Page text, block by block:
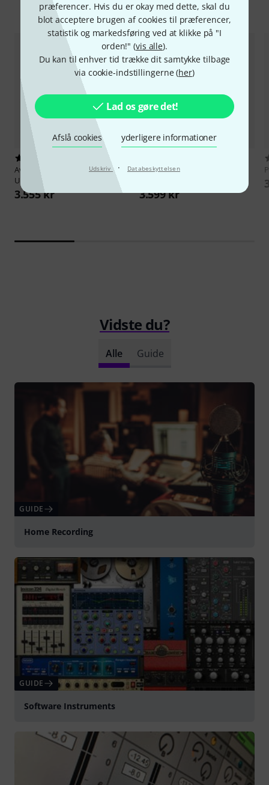
præferencer. Hvis du er okay med dette, skal du
blot acceptere brugen af cookies til præferencer,
statistik og markedsføring ved at klikke på "I
orden!" (vis alle).
Du kan til enhver tid trække dit samtykke tilbage
via cookie-indstillingerne (her)
Lad os gøre det!
Afslå cookies yderligere informationer
Udskriv · Databeskyttelsen
Tilbehør og matchende produkter
Avid
Pro Tools Ultimate Perpet.
UPG
3.555 kr
PG MusicBand-in-a-Box
3.599 kr
Vidste du?
Alle Guide
GUIDE
Home Recording
GUIDE
Software Instruments